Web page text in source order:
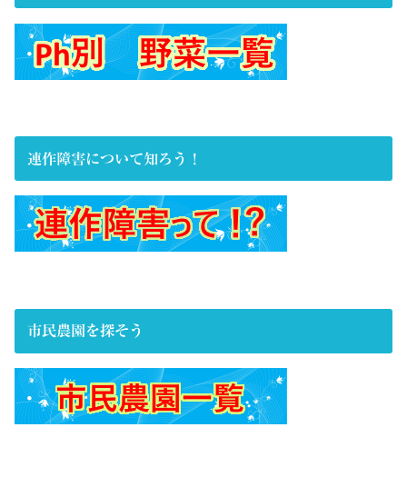
連作障害について知ろう！
市民農園を探そう